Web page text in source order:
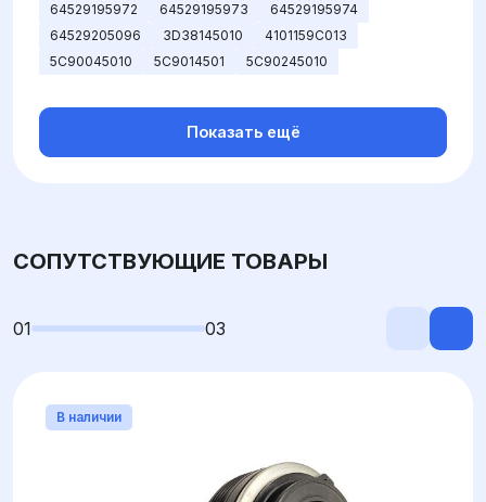
64529195972
64529195973
64529195974
64529205096
3D38145010
4101159C013
5C90045010
5C9014501 5C90245010
Показать ещё
СОПУТСТВУЮЩИЕ ТОВАРЫ
01 03
В наличии